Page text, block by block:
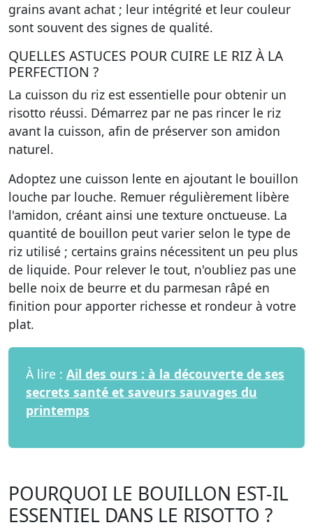
grains avant achat ; leur intégrité et leur couleur
sont souvent des signes de qualité.
QUELLES ASTUCES POUR CUIRE LE RIZ À LA
PERFECTION ?
La cuisson du riz est essentielle pour obtenir un
risotto réussi. Démarrez par ne pas rincer le riz
avant la cuisson, afin de préserver son amidon
naturel.
Adoptez une cuisson lente en ajoutant le bouillon
louche par louche. Remuer régulièrement libère
l'amidon, créant ainsi une texture onctueuse. La
quantité de bouillon peut varier selon le type de
riz utilisé ; certains grains nécessitent un peu plus
de liquide. Pour relever le tout, n'oubliez pas une
belle noix de beurre et du parmesan râpé en
finition pour apporter richesse et rondeur à votre
plat.
À lire : Ail des ours : à la découverte de ses
secrets santé et saveurs sauvages du
printemps
POURQUOI LE BOUILLON EST-IL
ESSENTIEL DANS LE RISOTTO ?